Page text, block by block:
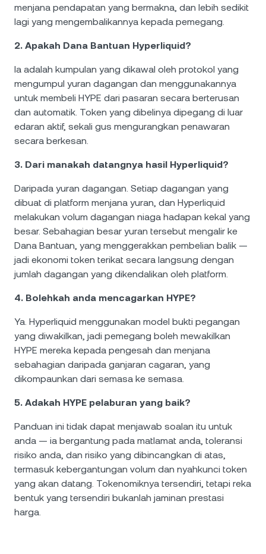
menjana pendapatan yang bermakna, dan lebih sedikit
lagi yang mengembalikannya kepada pemegang.
2. Apakah Dana Bantuan Hyperliquid?
Ia adalah kumpulan yang dikawal oleh protokol yang
mengumpul yuran dagangan dan menggunakannya
untuk membeli HYPE dari pasaran secara berterusan
dan automatik. Token yang dibelinya dipegang di luar
edaran aktif, sekali gus mengurangkan penawaran
secara berkesan.
3. Dari manakah datangnya hasil Hyperliquid?
Daripada yuran dagangan. Setiap dagangan yang
dibuat di platform menjana yuran, dan Hyperliquid
melakukan volum dagangan niaga hadapan kekal yang
besar. Sebahagian besar yuran tersebut mengalir ke
Dana Bantuan, yang menggerakkan pembelian balik —
jadi ekonomi token terikat secara langsung dengan
jumlah dagangan yang dikendalikan oleh platform.
4. Bolehkah anda mencagarkan HYPE?
Ya. Hyperliquid menggunakan model bukti pegangan
yang diwakilkan, jadi pemegang boleh mewakilkan
HYPE mereka kepada pengesah dan menjana
sebahagian daripada ganjaran cagaran, yang
dikompaunkan dari semasa ke semasa.
5. Adakah HYPE pelaburan yang baik?
Panduan ini tidak dapat menjawab soalan itu untuk
anda — ia bergantung pada matlamat anda, toleransi
risiko anda, dan risiko yang dibincangkan di atas,
termasuk kebergantungan volum dan nyahkunci token
yang akan datang. Tokenomiknya tersendiri, tetapi reka
bentuk yang tersendiri bukanlah jaminan prestasi
harga.